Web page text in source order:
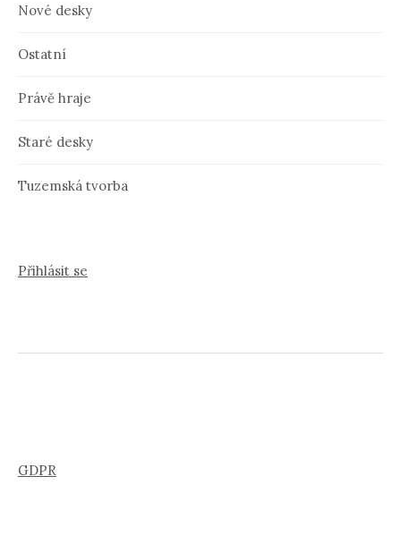
Nové desky
Ostatní
Právě hraje
Staré desky
Tuzemská tvorba
Přihlásit se
GDPR